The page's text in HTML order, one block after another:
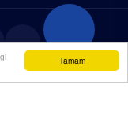
Tamam
SAKLIDIR.